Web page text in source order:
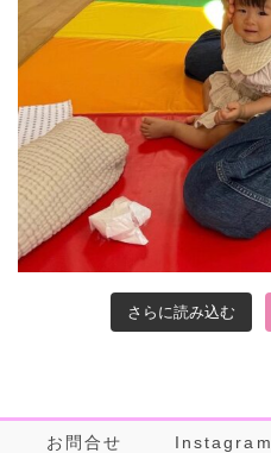
さらに読み込む
お問合せ Instagram